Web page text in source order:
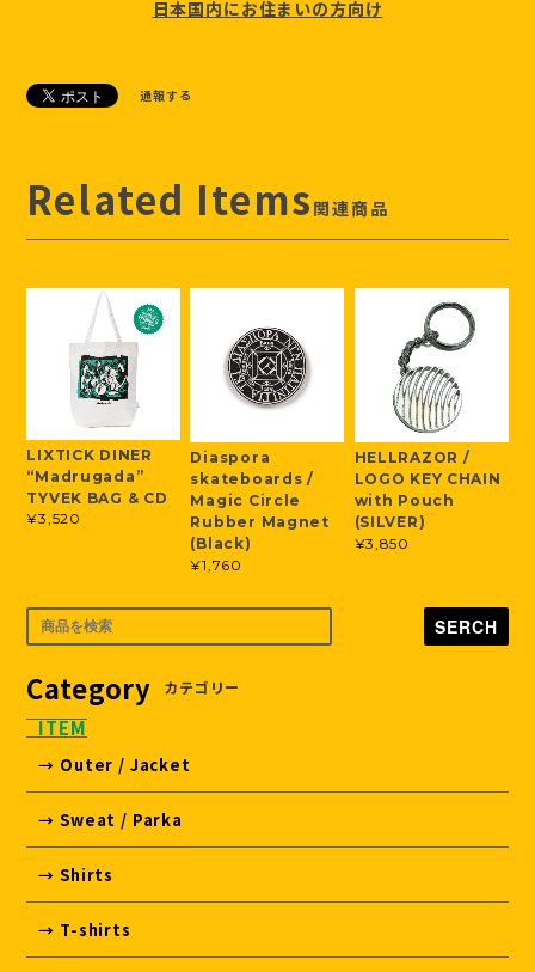
日本国内にお住まいの方向け
通報する
Related Items 関連商品
LIXTICK DINER
“Madrugada”
TYVEK BAG & CD
¥3,520
Diaspora
skateboards /
Magic Circle
Rubber Magnet
(Black)
¥1,760
HELLRAZOR /
LOGO KEY CHAIN
with Pouch
(SILVER)
¥3,850
SERCH
Category カテゴリー
ITEM
→ Outer / Jacket
→ Sweat / Parka
→ Shirts
→ T-shirts